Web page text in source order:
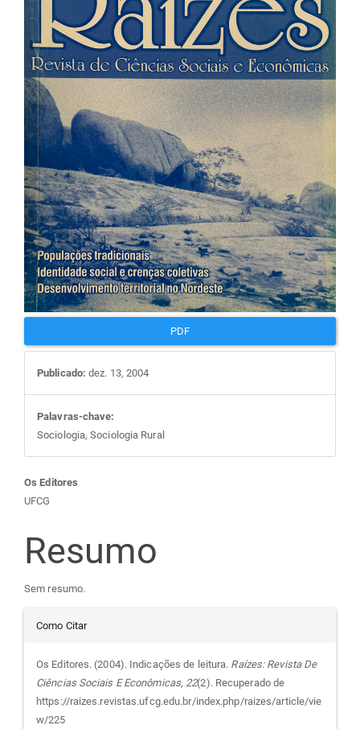
lateral
de
artigos
PDF
Publicado: dez. 13, 2004
Palavras-chave:
Sociologia, Sociologia Rural
Conteúdo
do
artigo
principal
Os Editores
UFCG
Resumo
Sem resumo.
Detalhes
do
artigo
Como Citar
Os Editores. (2004). Indicações de leitura. Raízes: Revista De
Ciências Sociais E Econômicas, 22(2). Recuperado de
https://raizes.revistas.ufcg.edu.br/index.php/raizes/article/vie
w/225